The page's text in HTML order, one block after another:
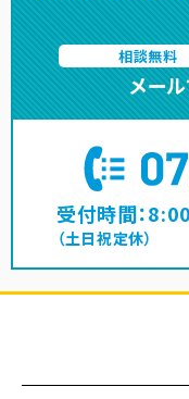
相談無料
メー
受付時間：
（土日祝定休）